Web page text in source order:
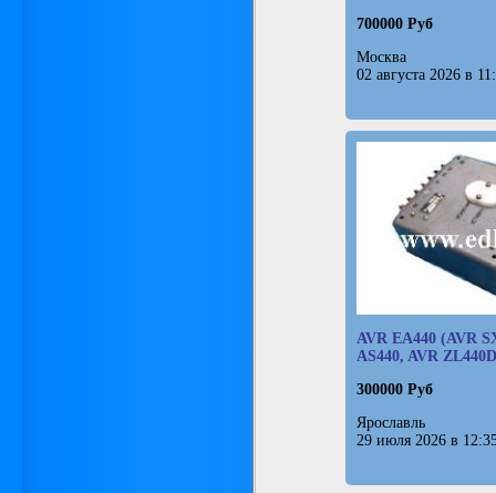
700000 Руб
Москва
02 августа 2026 в
AVR EA440 (AVR
AS440, AVR
300000 Руб
Ярославль
29 июля 2026 в